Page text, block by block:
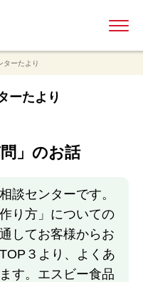
ターたより
ーたより
」のお話
談センターです。
り方」についての
してお客様からお
３より、よくあ
す。エスビー食品